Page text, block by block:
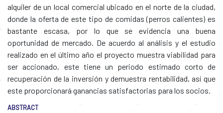
alquiler de un local comercial ubicado en el norte de la ciudad,
donde la oferta de este tipo de comidas (perros calientes) es
bastante escasa, por lo que se evidencia una buena
oportunidad de mercado. De acuerdo al análisis y el estudio
realizado en el último año el proyecto muestra viabilidad para
ser accionado, este tiene un periodo estimado corto de
recuperación de la inversión y demuestra rentabilidad, así que
este proporcionará ganancias satisfactorias para los socios.
ABSTRACT